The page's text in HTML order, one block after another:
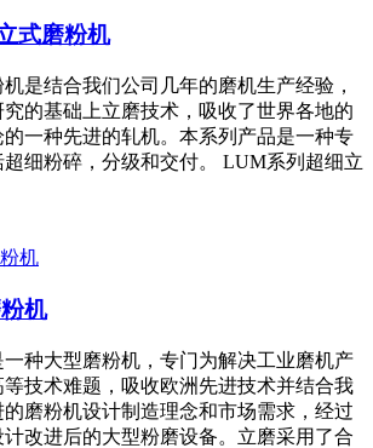
式磨粉机
是结合我们公司几年的磨机生产经验，
的基础上立磨技术，吸收了世界各地的
一种先进的轧机。本系列产品是一种专
超细粉碎，分级和交付。 LUM系列超细立
机
种大型磨粉机，专门为解决工业磨机产
技术难题，吸收欧洲先进技术并结合我
磨粉机设计制造理念和市场需求，经过
改进后的大型粉磨设备。立磨采用了合